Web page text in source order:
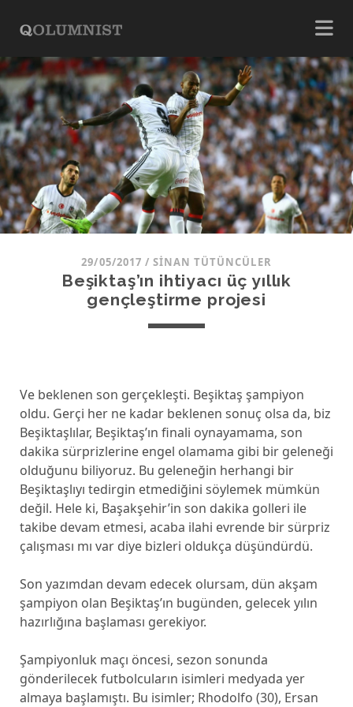
29/05/2017 / SINAN TÜTÜNCÜLER
Beşiktaş’ın ihtiyacı üç yıllık
gençleştirme projesi
Ve beklenen son gerçekleşti. Beşiktaş şampiyon
oldu. Gerçi her ne kadar beklenen sonuç olsa da, biz
Beşiktaşlılar, Beşiktaş’ın finali oynayamama, son
dakika sürprizlerine engel olamama gibi bir geleneği
olduğunu biliyoruz. Bu geleneğin herhangi bir
Beşiktaşlıyı tedirgin etmediğini söylemek mümkün
değil. Hele ki, Başakşehir’in son dakika golleri ile
takibe devam etmesi, acaba ilahi evrende bir sürpriz
çalışması mı var diye bizleri oldukça düşündürdü.
Son yazımdan devam edecek olursam, dün akşam
şampiyon olan Beşiktaş’ın bugünden, gelecek yılın
hazırlığına başlaması gerekiyor.
Şampiyonluk maçı öncesi, sezon sonunda
gönderilecek futbolcuların isimleri medyada yer
almaya başlamıştı. Bu isimler; Rhodolfo (30), Ersan